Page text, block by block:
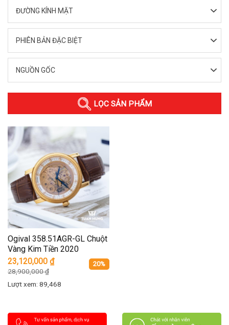
ĐƯỜNG KÍNH MẶT
PHIÊN BẢN ĐẶC BIỆT
NGUỒN GỐC
LỌC SẢN PHẨM
Ogival 358.51AGR-GL Chuột
Vàng Kim Tiền 2020
23,120,000 ₫
28,900,000₫
20%
Lượt xem: 89,468